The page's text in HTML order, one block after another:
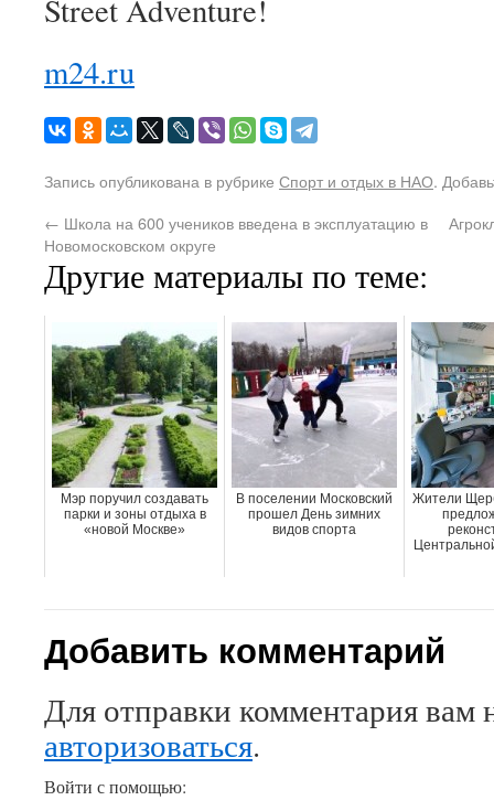
Street Adventure!
m24.ru
Запись опубликована в рубрике Спорт и отдых в НАО.
← Школа на 600 учеников введена в эксплуатацию в
Новомосковском округе
Другие материалы по теме:
Мэр поручил создавать
парки и зоны отдыха в
«новой Москве»
В поселении Московский
прошел День зимних
видов спорта
Жители
Добавить комментарий
Для отправки комментария вам
авторизоваться.
Войти с помощью: